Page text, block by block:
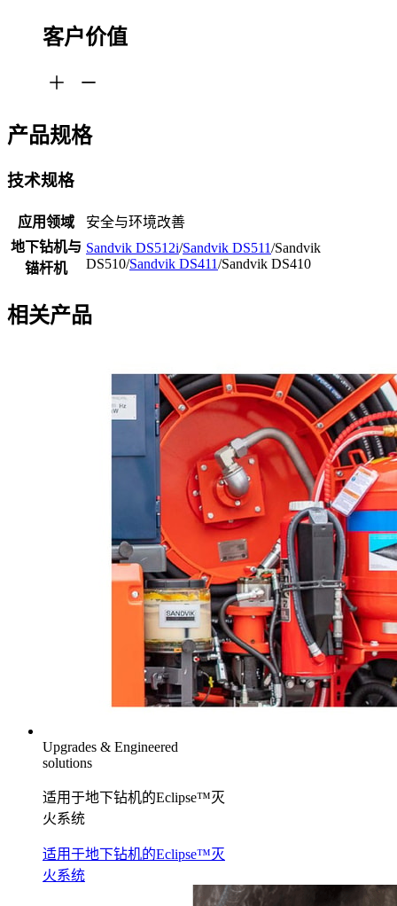
客户价值
产品规格
技术规格
应用领域
安全与环境改善
地下钻机与
锚杆机
Sandvik DS512i/Sandvik DS511/Sandvik
DS510/Sandvik DS411/Sandvik DS410
相关产品
Upgrades & Engineered
solutions
适用于地下钻机的Eclipse™灭
火系统
适用于地下钻机的Eclipse™灭
火系统